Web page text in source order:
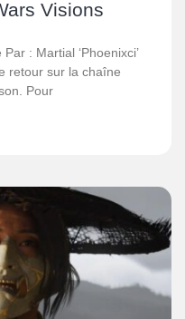
Visions
: Martial ‘Phoenixci’
retour sur la chaîne
Pour